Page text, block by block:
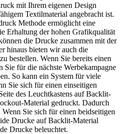
mit Ihrem eigenen Design
Textilmaterial angebracht ist.
Methode ermöglicht eine
Erhaltung der hohen Grafikqualität
die Drucke zusammen mit der
hinaus bieten wir auch die
bestellen. Wenn Sie bereits einen
Sie für die nächste Werbekampagne
So kann ein System für viele
Sie sich für einen einseitigen
des Leuchtkastens auf Backlit-
Material gedruckt. Dadurch
Sie sich für einen beidseitigen
Drucke auf Backlit-Material
Drucke beleuchtet.